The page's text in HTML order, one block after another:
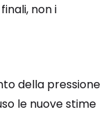
non i
della pressione
le nuove stime